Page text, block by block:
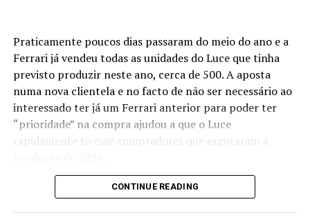
Praticamente poucos dias passaram do meio do ano e a
Ferrari já vendeu todas as unidades do Luce que tinha
previsto produzir neste ano, cerca de 500. A aposta
numa nova clientela e no facto de não ser necessário ao
interessado ter já um Ferrari anterior para poder ter
“prioridade” na compra ajudou a que o Luce
rapidamente tivesse compradores que esgotaram a
A marca de Maranello prevê uma produção de cerca de
600 unidades por ano, estimando vender cerca de 2500
CONTINUE READING